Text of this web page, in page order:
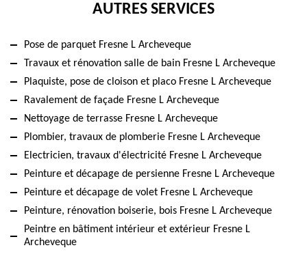
AUTRES SERVICES
Pose de parquet Fresne L Archeveque
Travaux et rénovation salle de bain Fresne L Archeveque
Plaquiste, pose de cloison et placo Fresne L Archeveque
Ravalement de façade Fresne L Archeveque
Nettoyage de terrasse Fresne L Archeveque
Plombier, travaux de plomberie Fresne L Archeveque
Electricien, travaux d'électricité Fresne L Archeveque
Peinture et décapage de persienne Fresne L Archeveque
Peinture et décapage de volet Fresne L Archeveque
Peinture, rénovation boiserie, bois Fresne L Archeveque
Peintre en bâtiment intérieur et extérieur Fresne L
Archeveque